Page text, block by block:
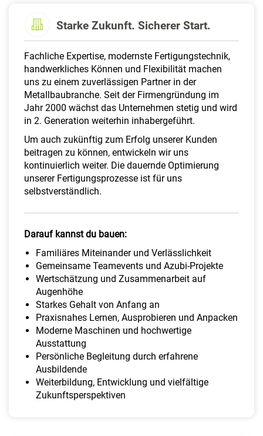
h
n
Starke Zukunft. Sicherer Start.
Fachliche Expertise, modernste Fertigungstechnik,
handwerkliches Können und Flexibilität machen
uns zu einem zuverlässigen Partner in der
Metallbaubranche. Seit der Firmengründung im
Jahr 2000 wächst das Unternehmen stetig und wird
in 2. Generation weiterhin inhabergeführt.
Um auch zukünftig zum Erfolg unserer Kunden
beitragen zu können, entwickeln wir uns
kontinuierlich weiter. Die dauernde Optimierung
unserer Fertigungsprozesse ist für uns
selbstverständlich.
Darauf kannst du bauen:
Familiäres Miteinander und Verlässlichkeit
Gemeinsame Teamevents und Azubi-Projekte
Wertschätzung und Zusammenarbeit auf
Augenhöhe
Starkes Gehalt von Anfang an
Praxisnahes Lernen, Ausprobieren und Anpacken
Moderne Maschinen und hochwertige
Ausstattung
Persönliche Begleitung durch erfahrene
Ausbildende
Weiterbildung, Entwicklung und vielfältige
Zukunftsperspektiven